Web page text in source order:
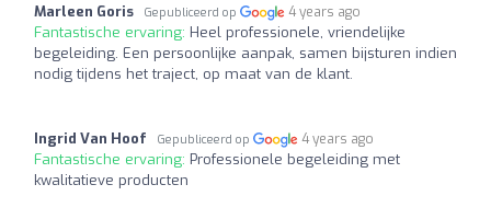
Marleen Goris Gepubliceerd op 4 years ago
Fantastische ervaring: Heel professionele, vriendelijke
begeleiding. Een persoonlijke aanpak, samen bijsturen indien
nodig tijdens het traject, op maat van de klant.
Ingrid Van Hoof Gepubliceerd op 4 years ago
Fantastische ervaring: Professionele begeleiding met
kwalitatieve producten